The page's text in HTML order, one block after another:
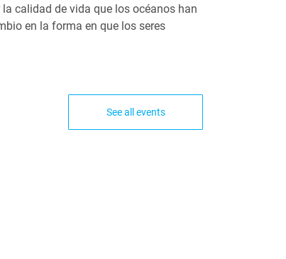
calidad de vida que los océanos han
en la forma en que los seres
See all events